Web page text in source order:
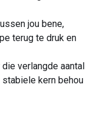
jou bene,
terug te druk en
verlangde aantal
kern behou